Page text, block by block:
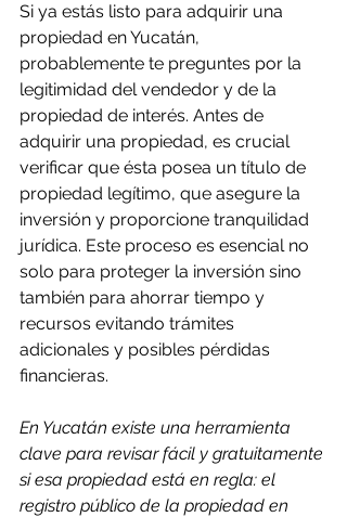
Si ya estás listo para adquirir una
propiedad en Yucatán,
probablemente te preguntes por la
legitimidad del vendedor y de la
propiedad de interés. Antes de
adquirir una propiedad, es crucial
verificar que ésta posea un título de
propiedad legítimo, que asegure la
inversión y proporcione tranquilidad
jurídica. Este proceso es esencial no
solo para proteger la inversión sino
también para ahorrar tiempo y
recursos evitando trámites
adicionales y posibles pérdidas
financieras.
En Yucatán existe una herramienta
clave para revisar fácil y gratuitamente
si esa propiedad está en regla: el
registro público de la propiedad en